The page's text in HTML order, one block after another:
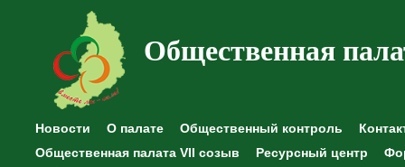
Общественная
Новости О палате Общественный контроль
Общественная палата VII созыв
Ресурсный центр